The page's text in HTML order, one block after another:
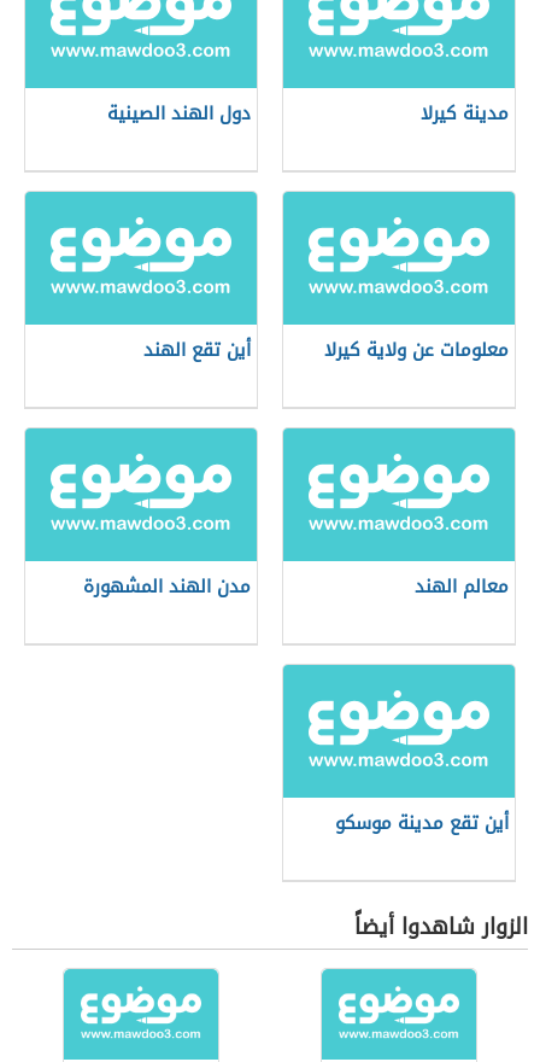
مدينة كيرلا دول الهند الصينية
معلومات عن ولاية كيرلا أين تقع الهند
معالم الهند مدن الهند المشهورة
أين تقع مدينة موسكو
الزوار شاهدوا أيضاً